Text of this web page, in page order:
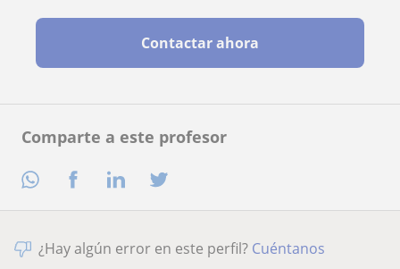
Comparte a este profesor
Contactar ahora
¿Hay algún error en este perfil? Cuéntanos